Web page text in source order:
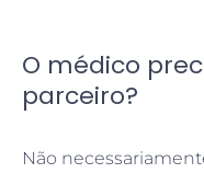
O médico
parceiro?
Não